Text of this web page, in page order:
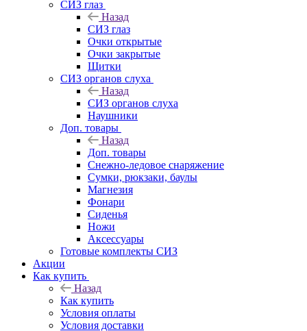
СИЗ глаз
Назад
СИЗ глаз
Очки открытые
Очки закрытые
Щитки
СИЗ органов слуха
Назад
СИЗ органов слуха
Наушники
Доп. товары
Назад
Доп. товары
Снежно-ледовое снаряжение
Сумки, рюкзаки, баулы
Магнезия
Фонари
Сиденья
Ножи
Аксессуары
Готовые комплекты СИЗ
Акции
Как купить
Назад
Как купить
Условия оплаты
Условия доставки